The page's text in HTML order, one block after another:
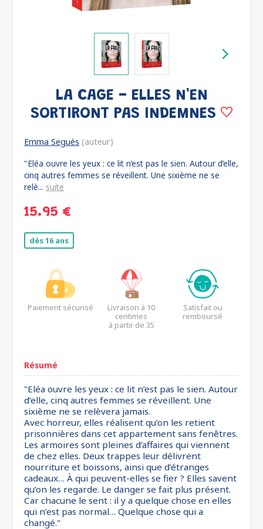
LA CAGE - ELLES N'EN
SORTIRONT PAS INDEMNES
Emma Seguès (auteur)
"Eléa ouvre les yeux : ce lit n’est pas le sien. Autour d’elle,
cinq autres femmes se réveillent. Une sixième ne se
relè... suite
15.95 €
dès 16 ans
Paiement sécurisé
Livraison à 10
centimes
à partir de 35
Satisfait ou
remboursé
Résumé
"Eléa ouvre les yeux : ce lit n’est pas le sien. Autour
d’elle, cinq autres femmes se réveillent. Une
sixième ne se relèvera jamais.
Avec horreur, elles réalisent qu’on les retient
prisonnières dans cet appartement sans fenêtres.
Les armoires sont pleines d’affaires qui viennent
de chez elles. Deux trappes leur délivrent
nourriture et boissons, ainsi que d’étranges
cadeaux… À qui peuvent-elles se fier ? Elles savent
qu’on les regarde. Le danger se fait plus présent.
Car chacune le sent : il y a quelque chose en elles
qui n’est pas normal… Quelque chose qui a
changé."